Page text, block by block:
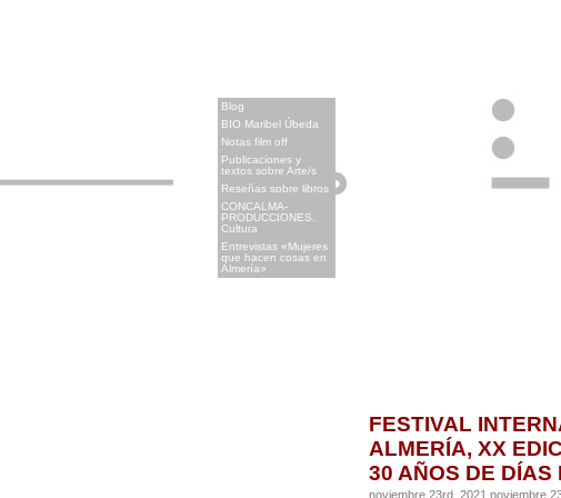
Blog
BIO Maribel Úbeda
Notas film off
Publicaciones y
textos sobre Arte/s
Reseñas sobre libros
CONCALMA-
PRODUCCIONES.
Cultura
Entrevistas «Mujeres
que hacen cosas en
Almería»
FESTIVAL
ALMERÍA, XX
30 AÑOS DE DÍAS
noviembre 23rd, 2021 noviembre